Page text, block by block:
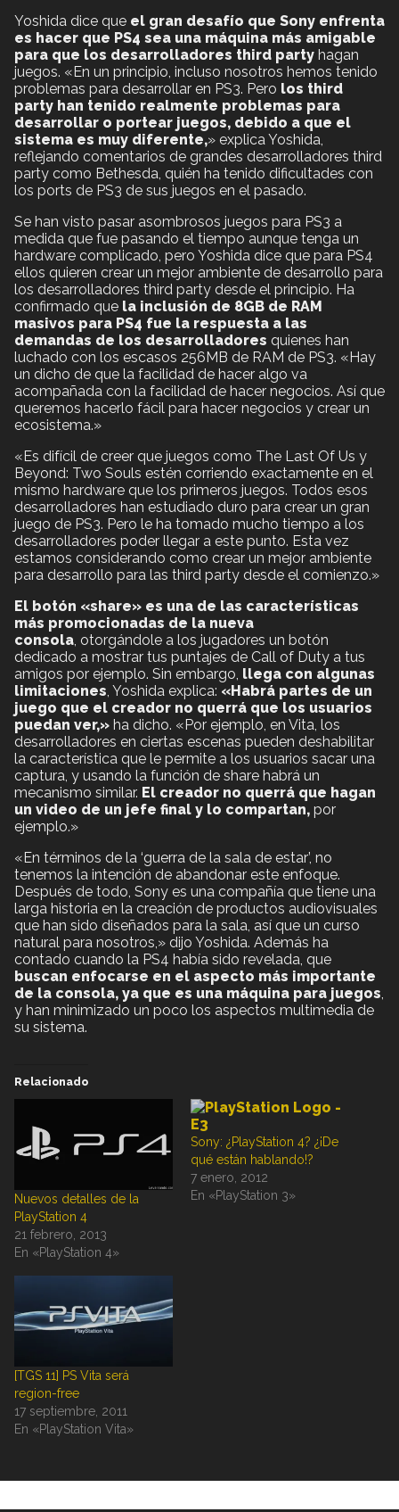
Yoshida dice que el gran desafío que Sony enfrenta
es hacer que PS4 sea una máquina más amigable
para que los desarrolladores third party hagan
juegos. «En un principio, incluso nosotros hemos tenido
problemas para desarrollar en PS3. Pero los third
party han tenido realmente problemas para
desarrollar o portear juegos, debido a que el
sistema es muy diferente,» explica Yoshida,
reflejando comentarios de grandes desarrolladores third
party como Bethesda, quién ha tenido dificultades con
los ports de PS3 de sus juegos en el pasado.
Se han visto pasar asombrosos juegos para PS3 a
medida que fue pasando el tiempo aunque tenga un
hardware complicado, pero Yoshida dice que para PS4
ellos quieren crear un mejor ambiente de desarrollo para
los desarrolladores third party desde el principio. Ha
confirmado que la inclusión de 8GB de RAM
masivos para PS4 fue la respuesta a las
demandas de los desarrolladores quienes han
luchado con los escasos 256MB de RAM de PS3. «Hay
un dicho de que la facilidad de hacer algo va
acompañada con la facilidad de hacer negocios. Así que
queremos hacerlo fácil para hacer negocios y crear un
ecosistema.»
«Es difícil de creer que juegos como The Last Of Us y
Beyond: Two Souls estén corriendo exactamente en el
mismo hardware que los primeros juegos. Todos esos
desarrolladores han estudiado duro para crear un gran
juego de PS3. Pero le ha tomado mucho tiempo a los
desarrolladores poder llegar a este punto. Esta vez
estamos considerando como crear un mejor ambiente
para desarrollo para las third party desde el comienzo.»
El botón «share» es una de las características
más promocionadas de la nueva
consola, otorgándole a los jugadores un botón
dedicado a mostrar tus puntajes de Call of Duty a tus
amigos por ejemplo. Sin embargo, llega con algunas
limitaciones, Yoshida explica: «Habrá partes de un
juego que el creador no querrá que los usuarios
puedan ver,» ha dicho. «Por ejemplo, en Vita, los
desarrolladores en ciertas escenas pueden deshabilitar
la característica que le permite a los usuarios sacar una
captura, y usando la función de share habrá un
mecanismo similar. El creador no querrá que hagan
un video de un jefe final y lo compartan, por
ejemplo.»
«En términos de la ‘guerra de la sala de estar’, no
tenemos la intención de abandonar este enfoque.
Después de todo, Sony es una compañía que tiene una
larga historia en la creación de productos audiovisuales
que han sido diseñados para la sala, así que un curso
natural para nosotros,» dijo Yoshida. Además ha
contado cuando la PS4 había sido revelada, que
buscan enfocarse en el aspecto más importante
de la consola, ya que es una máquina para juegos,
y han minimizado un poco los aspectos multimedia de
su sistema.
Relacionado
Nuevos detalles de la
PlayStation 4
21 febrero, 2013
En «PlayStation 4»
Sony: ¿PlayStation 4? ¿¡De
qué están hablando!?
7 enero, 2012
En «PlayStation 3»
[TGS 11] PS Vita será
region-free
17 septiembre, 2011
En «PlayStation Vita»